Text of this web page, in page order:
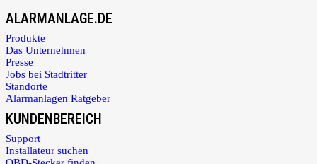
ALARMANLAGE.DE
Produkte
Das Unternehmen
Presse
Jobs bei Stadtritter
Standorte
Alarmanlagen Ratgeber
KUNDENBEREICH
Support
Installateur suchen